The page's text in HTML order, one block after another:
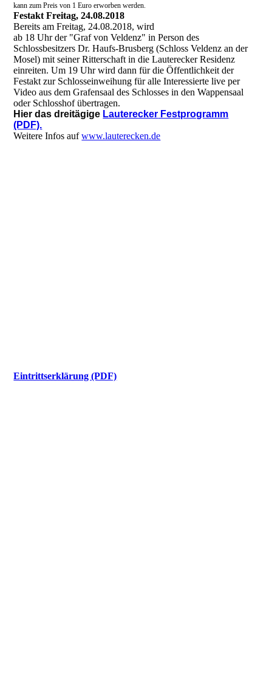
kann zum Preis von 1 Euro erworben werden.
Festakt Freitag, 24.08.2018
Bereits am Freitag, 24.08.2018, wird
ab 18 Uhr der "Graf von Veldenz" in Person des
Schlossbesitzers Dr. Haufs-Brusberg (Schloss Veldenz an der
Mosel) mit seiner Ritterschaft in die Lauterecker Residenz
einreiten. Um 19 Uhr wird dann für die Öffentlichkeit der
Festakt zur Schlosseinweihung für alle Interessierte live per
Video aus dem Grafensaal des Schlosses in den Wappensaal
oder Schlosshof übertragen.
Hier das dreitägige Lauterecker Festprogramm
(PDF).
Weitere Infos aufwww.lauterecken.de
Eintrittserklärung (PDF)